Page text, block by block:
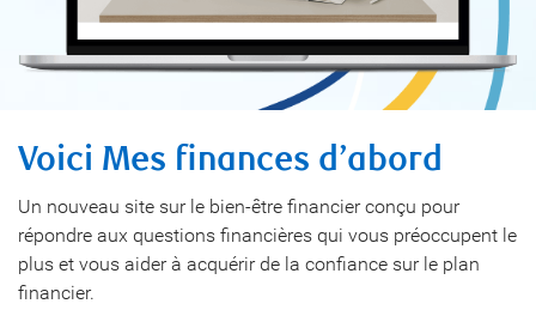
Voici Mes finances d’abord
Un nouveau site sur le bien-être financier conçu pour
répondre aux questions financières qui vous préoccupent le
plus et vous aider à acquérir de la confiance sur le plan
financier.